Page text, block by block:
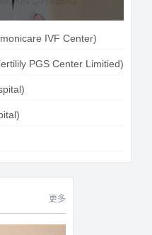
IVF Center)
PGS Center Limitied)
更多